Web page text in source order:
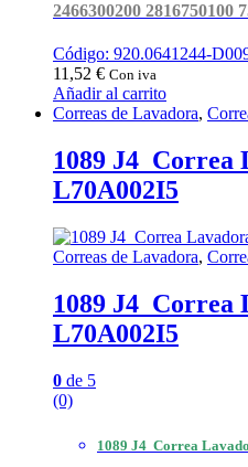
2466300200 2816750100
Código: 920.0641244-
11,52 € Con iva
Añadir al carrito
Correas de Lavadora,
1089 J4 Correa
L70A002I5
Correas de Lavadora,
1089 J4 Correa
L70A002I5
0 de 5
(0)
1089 J4 Correa